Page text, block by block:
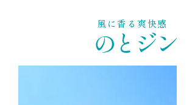
風に香る爽快感
のとジン